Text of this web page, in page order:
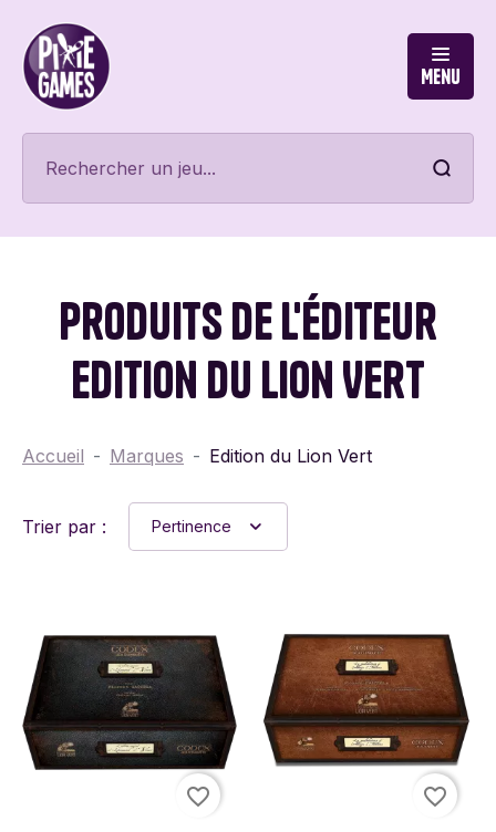
Menu
Produits de l'éditeur
Edition du Lion Vert
Accueil Marques Edition du Lion Vert
Trier par : Pertinence
favorite_border favorite_border